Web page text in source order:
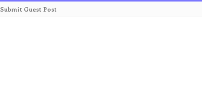
Submit Guest Post